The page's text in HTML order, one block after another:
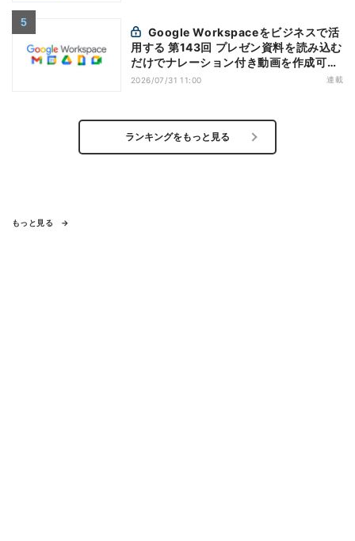
用する 第143回 プレゼン資料を読み込む
だけでナレーション付き動画を作成可能
になった「Google Vids」
2026/07/31 11:00 連載
ランキングをもっと見る
もっと見る